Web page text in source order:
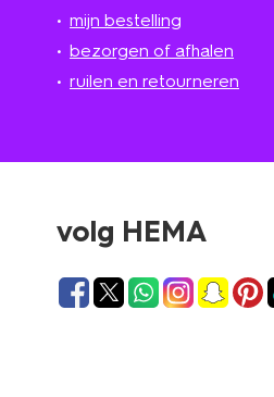
mijn bestelling
bezorgen of afhalen
ruilen en retourneren
volg HEMA